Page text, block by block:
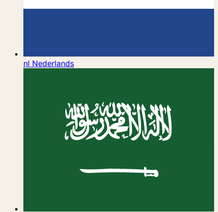
nl Nederlands